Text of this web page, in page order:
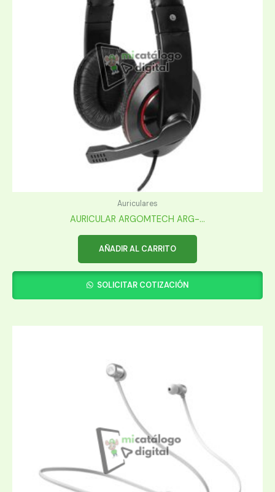
Auriculares
AURICULAR ARGOMTECH ARG-...
AÑADIR AL CARRITO
SOLICITAR COTIZACIÓN